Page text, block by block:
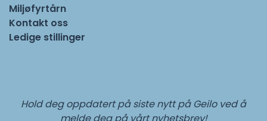
Miljøfyrtårn
Kontakt oss
Ledige stillinger
Hold deg oppdatert på siste nytt på Geilo ved å
melde deg på vårt nyhetsbrev!